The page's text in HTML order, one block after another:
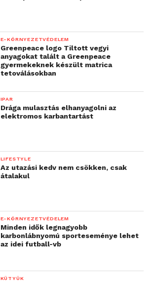
E-KÖRNYEZETVÉDELEM
Greenpeace logo Tiltott vegyi
anyagokat talált a Greenpeace
gyermekeknek készült matrica
tetoválásokban
IPAR
Drága mulasztás elhanyagolni az
elektromos karbantartást
LIFESTYLE
Az utazási kedv nem csökken, csak
átalakul
E-KÖRNYEZETVÉDELEM
Minden idők legnagyobb
karbonlábnyomú sporteseménye lehet
az idei futball-vb
KÜTYÜK